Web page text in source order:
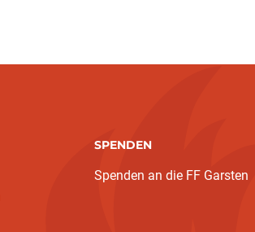
SPENDEN
Spenden an die FF Garsten